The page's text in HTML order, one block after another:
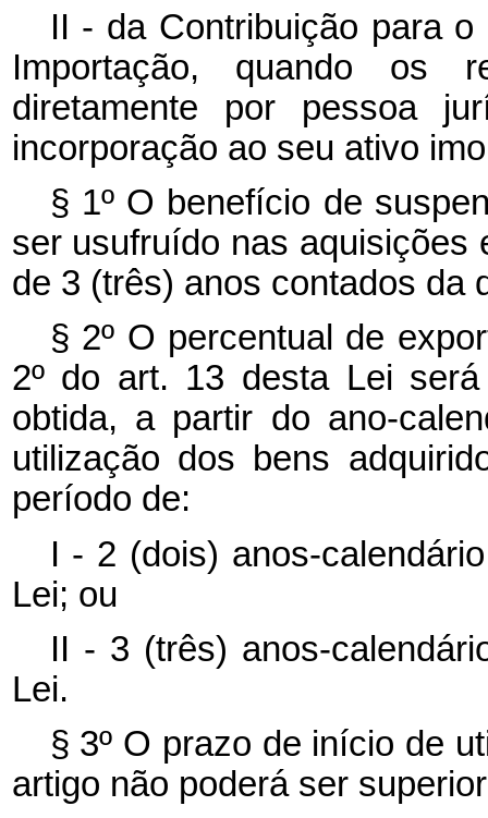
II - da Contribuição para
Importação, quando os
diretamente por pessoa
incorporação ao seu ativo
§ 1º O benefício de
ser usufruído nas aquisições
de 3 (três) anos contados da
§ 2º O percentual de
2º do art. 13 desta Lei
obtida, a partir do ano-
utilização dos bens
período de:
I - 2 (dois) anos-
Lei; ou
II - 3 (três) anos-
Lei.
§ 3º O prazo de início de
artigo não poderá ser